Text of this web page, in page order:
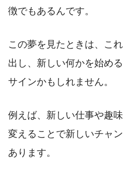
徴でもあるんです。
この夢を見たときは、こ
出し、新しい何かを始め
サインかもしれません。
例えば、新しい仕事や趣
変えることで新しいチャ
あります。